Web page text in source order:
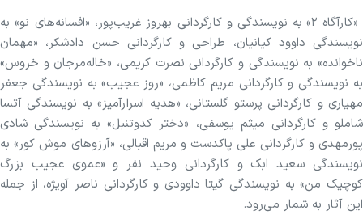
«کارآگاه ۲» به‌ نویسندگی و کارگردانی بهروز غریب‌پور، «افسانه‌های نو» به
نویسندگی داوود کیانیان، طراحی و کارگردانی حسن دادشکر، «مهمان
ناخوانده» به نویسندگی و کارگردانی نصرت کریمی، «خاله‌مرجان و خروس»
به نویسندگی و کارگردانی مریم کاظمی، «روز عجیب» به نویسندگی جعفر
مهیاری و کارگردانی پرستو گلستانی، «هدیه اسرارآمیز» به نویسندگی آتسا
شاملو و کارگردانی میثم یوسفی، «دختر کدوتنبل» به نویسندگی شادی
پورمهدی و کارگردانی علی پاکدست و مریم اقبالی، «آرزوهای موش کور» به
نویسندگی سعید ابک و کارگردانی وحید نفر و «عموی عجیب بزرگ
کوچیک من» به نویسندگی گیتا داوودی و کارگردانی ناصر آویژه، از جمله
این آثار به شمار می‌رود.